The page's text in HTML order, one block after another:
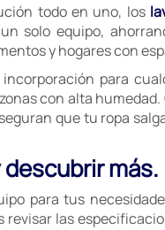
todo en uno, los
solo equipo,
y hogares con
para
con alta
que tu ropa
más.
para tus
las